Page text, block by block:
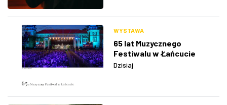
WYSTAWA
65 lat Muzycznego
Festiwalu w Łańcucie
Dzisiaj